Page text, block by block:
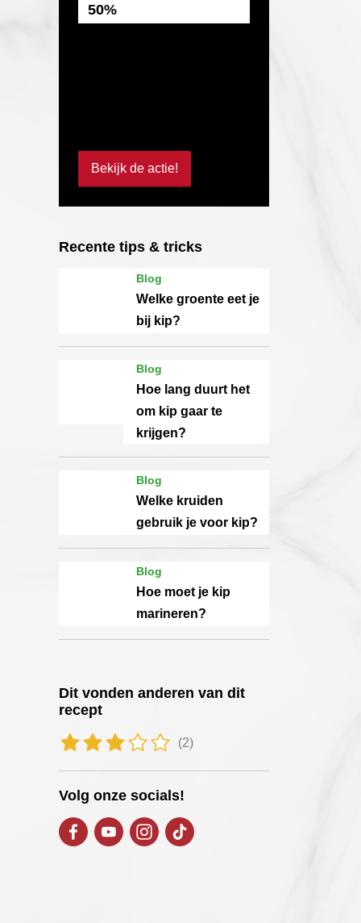
50%
Bekijk de actie!
Recente tips & tricks
Blog
Welke groente eet je
bij kip?
Blog
Hoe lang duurt het
om kip gaar te
krijgen?
Blog
Welke kruiden
gebruik je voor kip?
Blog
Hoe moet je kip
marineren?
Dit vonden anderen van dit
recept
(2)
Volg onze socials!